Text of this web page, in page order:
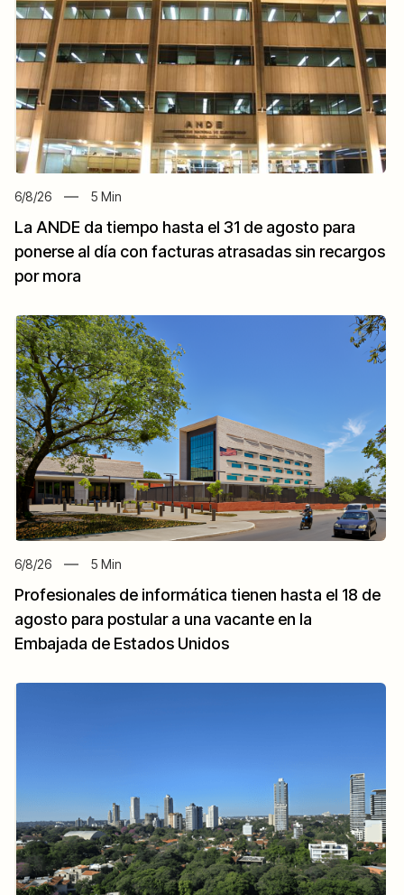
6/8/26 5 Min
La ANDE da tiempo hasta el 31 de agosto para
ponerse al día con facturas atrasadas sin recargos
por mora
6/8/26 5 Min
Profesionales de informática tienen hasta el 18 de
agosto para postular a una vacante en la
Embajada de Estados Unidos